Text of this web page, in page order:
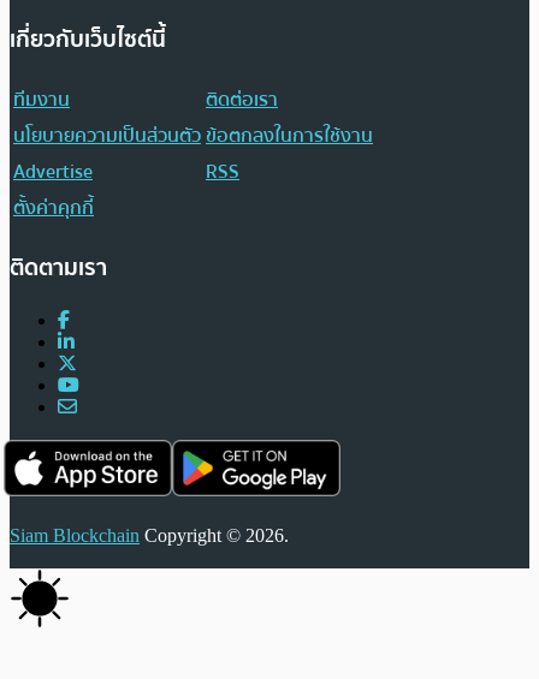
เกี่ยวกับเว็บไซต์นี้
ทีมงาน
ติดต่อเรา
นโยบายความเป็นส่วนตัวข้อตกลงในการใช้งาน
Advertise
RSS
ตั้งค่าคุกกี้
ติดตามเรา
Siam Blockchain Copyright © 2026.